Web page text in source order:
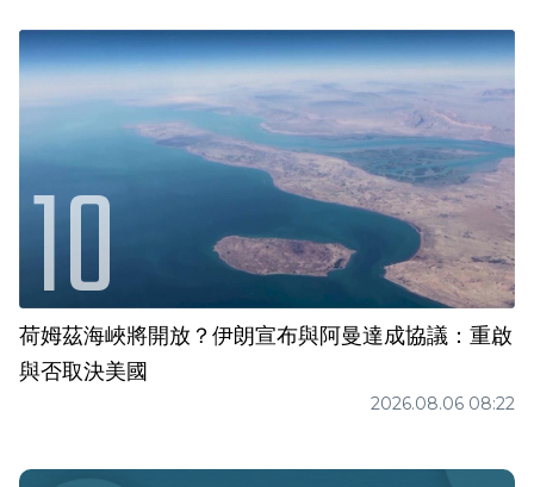
荷姆茲海峽將開放？伊朗宣布與阿曼達成協議：重啟
與否取決美國
2026.08.06 08:22